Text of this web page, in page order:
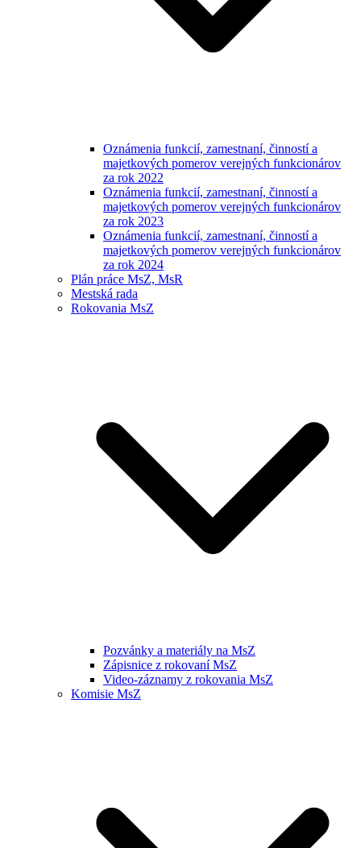
Oznámenia funkcií, zamestnaní, činností a
majetkových pomerov verejných funkcionárov
za rok 2022
Oznámenia funkcií, zamestnaní, činností a
majetkových pomerov verejných funkcionárov
za rok 2023
Oznámenia funkcií, zamestnaní, činností a
majetkových pomerov verejných funkcionárov
za rok 2024
Plán práce MsZ, MsR
Mestská rada
Rokovania MsZ
Pozvánky a materiály na MsZ
Zápisnice z rokovaní MsZ
Video-záznamy z rokovania MsZ
Komisie MsZ